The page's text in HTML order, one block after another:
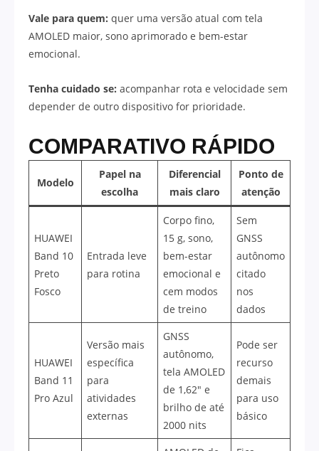
Vale para quem: quer uma versão atual com tela
AMOLED maior, sono aprimorado e bem-estar
emocional.
Tenha cuidado se: acompanhar rota e velocidade sem
depender de outro dispositivo for prioridade.
COMPARATIVO RÁPIDO
Modelo
Papel na
escolha
Diferencial
mais claro
Ponto de
atenção
HUAWEI
Band 10
Preto
Fosco
Entrada leve
para rotina
Corpo fino,
15 g, sono,
bem-estar
emocional e
cem modos
de treino
Sem
GNSS
autônomo
citado
nos
dados
HUAWEI
Band 11
Pro Azul
Versão mais
específica
para
atividades
externas
GNSS
autônomo,
tela AMOLED
de 1,62″ e
brilho de até
2000 nits
Pode ser
recurso
demais
para uso
básico